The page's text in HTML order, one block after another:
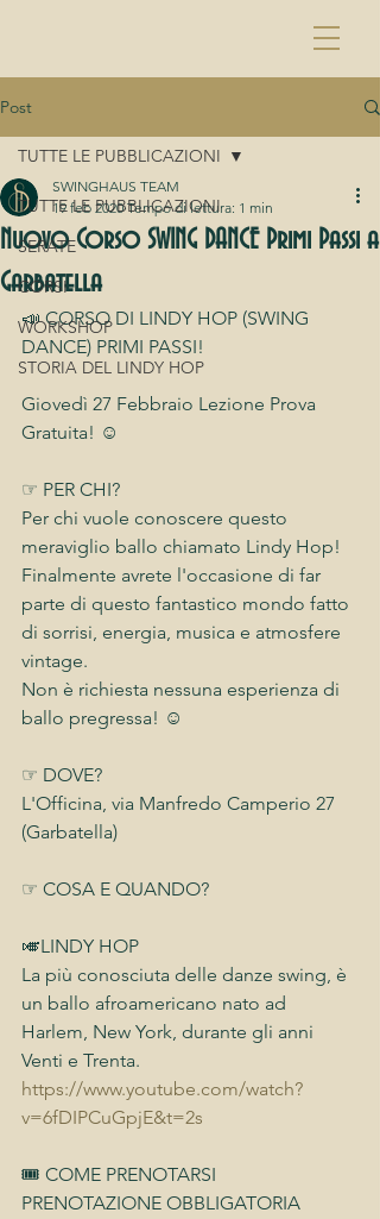
Post
TUTTE LE PUBBLICAZIONI
SERATE
CORSI
WORKSHOP
STORIA DEL LINDY HOP
TUTTE LE PUBBLICAZIONI
Nuovo Corso SWING DANCE Primi Passi a
Garbatella
SWINGHAUS TEAM
19 feb 2020 Tempo di lettura: 1 min
📣 CORSO DI LINDY HOP (SWING
DANCE) PRIMI PASSI!
Giovedì 27 Febbraio Lezione Prova
Gratuita! ☺️
☞ PER CHI?
Per chi vuole conoscere questo
meraviglio ballo chiamato Lindy Hop!
Finalmente avrete l'occasione di far
parte di questo fantastico mondo fatto
di sorrisi, energia, musica e atmosfere
vintage.
Non è richiesta nessuna esperienza di
ballo pregressa! ☺️
☞ DOVE?
L'Officina, via Manfredo Camperio 27
(Garbatella)
☞ COSA E QUANDO?
🎺LINDY HOP
La più conosciuta delle danze swing, è
un ballo afroamericano nato ad
Harlem, New York, durante gli anni
Venti e Trenta.
https://www.youtube.com/watch?
v=6fDIPCuGpjE&t=2s
🎟 COME PRENOTARSI
PRENOTAZIONE OBBLIGATORIA